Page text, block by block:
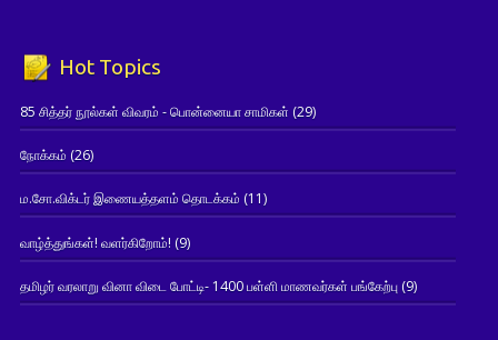
Hot Topics
85 சித்தர் நூல்கள் விவரம் - பொன்னையா சாமிகள் (29)
நோக்கம் (26)
ம.சோ.விக்டர் இணையத்தளம் தொடக்கம் (11)
வாழ்த்துங்கள்! வளர்கிறோம்! (9)
தமிழர் வரலாறு வினா விடை போட்டி- 1400 பள்ளி மாணவர்கள் பங்கேற்பு(9)